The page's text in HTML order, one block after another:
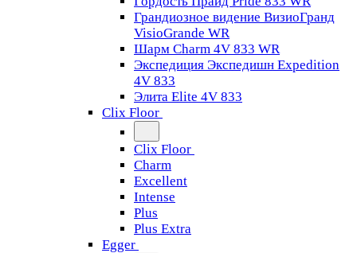
Грандиозное видение ВизиоГранд
VisioGrande WR
Шарм Charm 4V 833 WR
Экспедиция Экспедишн Expedition
4V 833
Элита Elite 4V 833
Clix Floor
Clix Floor
Charm
Excellent
Intense
Plus
Plus Extra
Egger